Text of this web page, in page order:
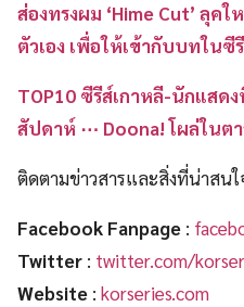
ส่องทรงผม ‘Hime Cut’ ลุคใ
ตัวเอง เพื่อให้เข้ากับบทในซี
TOP10 ซีรีส์เกาหลี-นักแสด
สัปดาห์ ⋯ Doona! โผล่ในต
ติดตามข่าวสารและสิ่งที่น่าสนใ
Facebook Fanpage :
Twitter : twitter.com/
Website : korseries.com